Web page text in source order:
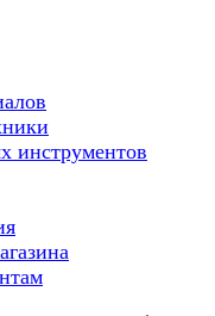
инструментов